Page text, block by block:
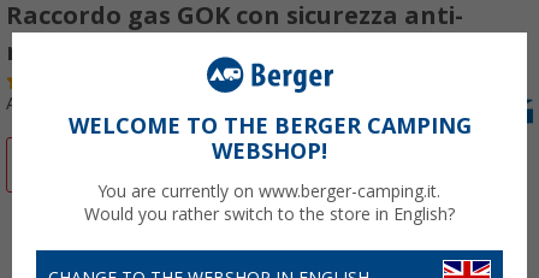
Raccordo gas GOK con sicurezza anti-
rottura SBS – R 1/4" sinistro
Articolo n: 112430
WELCOME TO THE BERGER CAMPING
WEBSHOP!
You are currently on www.berger-camping.it.
Would you rather switch to the store in English?